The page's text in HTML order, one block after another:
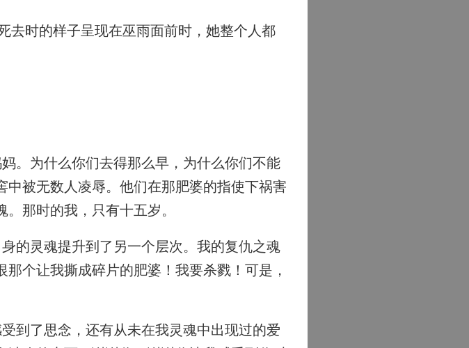
时的样子呈现在巫雨面前时，她整个人都
。为什么你们去得那么早，为什么你们不能
被无数人凌辱。他们在那肥婆的指使下祸害
那时的我，只有十五岁。
的灵魂提升到了另一个层次。我的复仇之魂
个让我撕成碎片的肥婆！我要杀戮！可是，
到了思念，还有从未在我灵魂中出现过的爱